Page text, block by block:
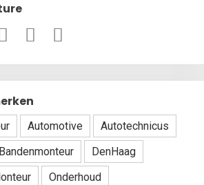
Automotive
Autotechnicus
Bandenmonteur
DenHaag
Onderhoud